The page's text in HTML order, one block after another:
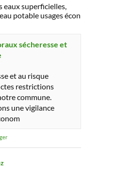
eaux superficielles,
potable usages écon
sécheresse et
et au risque
restrictions
commune.
une vigilance